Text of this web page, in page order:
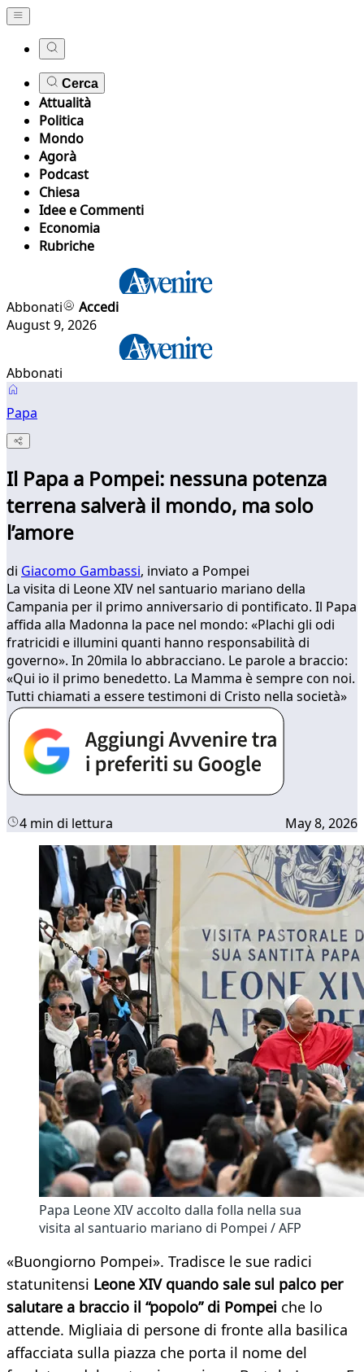
Cerca
Attualità
Politica
Mondo
Agorà
Podcast
Chiesa
Idee e Commenti
Economia
Rubriche
Abbonati
Accedi
August 9, 2026
Abbonati
Papa
Il Papa a Pompei: nessuna potenza
terrena salverà il mondo, ma solo
l’amore
di Giacomo Gambassi, inviato a Pompei
La visita di Leone XIV nel santuario mariano della
Campania per il primo anniversario di pontificato. Il Papa
affida alla Madonna la pace nel mondo: «Plachi gli odi
fratricidi e illumini quanti hanno responsabilità di
governo». In 20mila lo abbracciano. Le parole a braccio:
«Qui io il primo benedetto. La Mamma è sempre con noi.
Tutti chiamati a essere testimoni di Cristo nella società»
4 min di lettura May 8, 2026
Papa Leone XIV accolto dalla folla nella sua
visita al santuario mariano di Pompei / AFP
«Buongiorno Pompei». Tradisce le sue radici
statunitensi Leone XIV quando sale sul palco per
salutare a braccio il “popolo” di Pompei che lo
attende. Migliaia di persone di fronte alla basilica
affacciata sulla piazza che porta il nome del